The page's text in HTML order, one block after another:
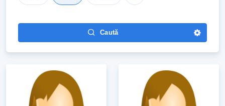
Caută